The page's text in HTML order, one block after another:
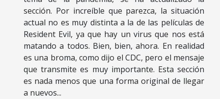
sección. Por increíble que parezca, la situación
actual no es muy distinta a la de las películas de
Resident Evil, ya que hay un virus que nos está
matando a todos. Bien, bien, ahora. En realidad
es una broma, como dijo el CDC, pero el mensaje
que transmite es muy importante. Esta sección
es nada menos que una forma original de llegar
a nuevos...